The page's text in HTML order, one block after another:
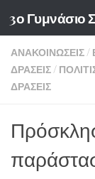
Skip to
3ο Γυμνάσιο
ΑΝΑΚΟΙΝΏΣΕΙΣ/
ΔΡΆΣΕΙΣ/
ΔΡΆΣΕΙΣ